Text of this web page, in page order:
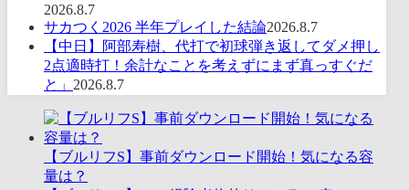
2026.8.7
サカつく2026 半年プレイした結論2026.8.7
【中日】阿部寿樹、代打で初球弾き返してダメ押し
2点適時打！余計なことを考えずにまず真っすぐだ
と」 2026.8.7
【ブルリフS】事前ダウンロード開始！気になる容
量は？